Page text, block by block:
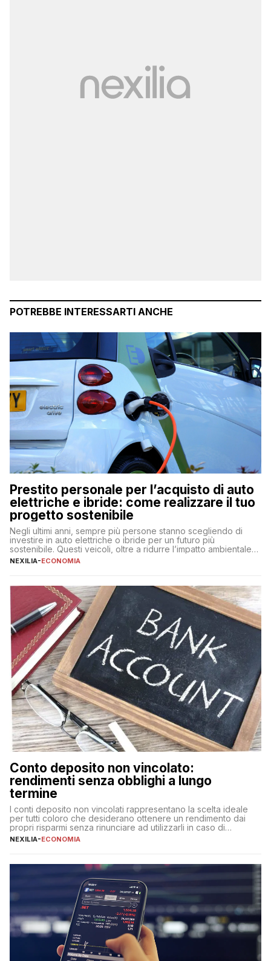
POTREBBE INTERESSARTI ANCHE
Prestito personale per l’acquisto di auto
elettriche e ibride: come realizzare il tuo
progetto sostenibile
Negli ultimi anni, sempre più persone stanno scegliendo di
investire in auto elettriche o ibride per un futuro più
sostenibile. Questi veicoli, oltre a ridurre l’impatto ambientale,
offrono vantaggi economici a lungo termine, come minori costi
fare se non […]
NEXILIA-ECONOMIA
Conto deposito non vincolato:
rendimenti senza obblighi a lungo
termine
I conti deposito non vincolati rappresentano la scelta ideale
per tutti coloro che desiderano ottenere un rendimento dai
propri risparmi senza rinunciare ad utilizzarli in caso di
necessità. A differenza delle forme vincolate tradizionali,
flessibilità e rendimento. Come funzionano […]
NEXILIA-ECONOMIA